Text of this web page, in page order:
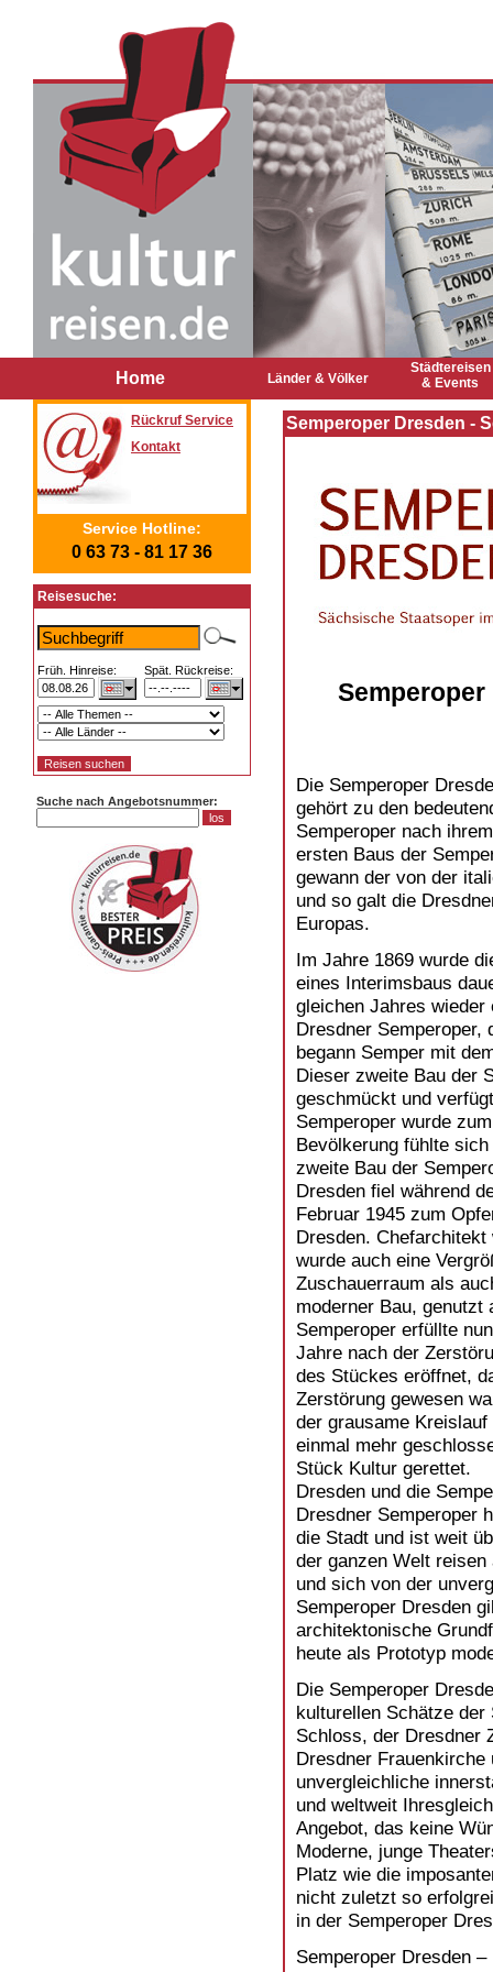
Home Länder & Völker
Städtereisen
& Events
Rückruf Service
Kontakt
Service Hotline:
0 63 73 - 81 17 36
Reisesuche:
Früh. Hinreise: Spät. Rückreise:
Suche nach Angebotsnummer:
Semperoper Dresden -
Semperoper
Die Semperoper
gehört zu den
Semperoper nach
ersten Baus der
gewann der von der
und so galt die
Europas.
Im Jahre 1869 wurde
eines Interimsbaus
gleichen Jahres
Dresdner Semperoper,
begann Semper mit
Dieser zweite Bau der
geschmückt und
Semperoper wurde
Bevölkerung fühlte
zweite Bau der
Dresden fiel während
Februar 1945 zum
Dresden.
wurde auch eine
Zuschauerraum als
moderner Bau, genutzt
Semperoper erfüllte
Jahre nach der
des Stückes eröffnet,
Zerstörung gewesen
der grausame
einmal mehr
Stück Kultur gerettet.
Dresden und die
Dresdner Semperoper
die Stadt und ist weit
der ganzen Welt
und sich von der
Semperoper Dresden
architektonische
heute als Prototyp
Die Semperoper
kulturellen Schätze
Schloss, der Dresdner
Dresdner
unvergleichliche
und weltweit
Angebot, das keine
Moderne, junge
Platz wie die
nicht zuletzt so
in der Semperoper
Semperoper Dresden